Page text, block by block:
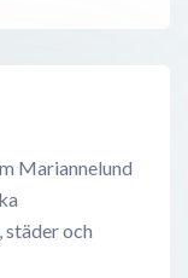
Mariannelund
och